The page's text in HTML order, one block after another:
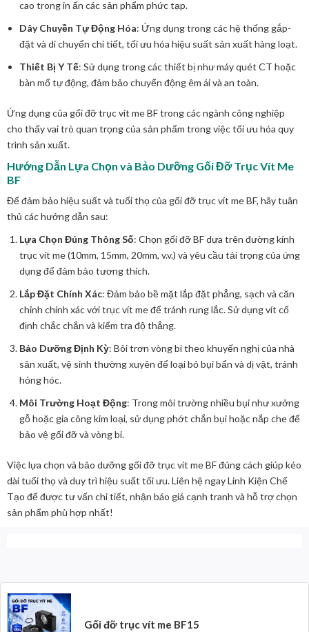
cao trong in ấn các sản phẩm phức tạp.
Dây Chuyền Tự Động Hóa: Ứng dụng trong các hệ thống gắp-
đặt và di chuyển chi tiết, tối ưu hóa hiệu suất sản xuất hàng loạt.
Thiết Bị Y Tế: Sử dụng trong các thiết bị như máy quét CT hoặc
bàn mổ tự động, đảm bảo chuyển động êm ái và an toàn.
Ứng dụng của gối đỡ trục vít me BF trong các ngành công nghiệp
cho thấy vai trò quan trọng của sản phẩm trong việc tối ưu hóa quy
trình sản xuất.
Hướng Dẫn Lựa Chọn và Bảo Dưỡng Gối Đỡ Trục Vít Me
BF
Để đảm bảo hiệu suất và tuổi thọ của gối đỡ trục vít me BF, hãy tuân
thủ các hướng dẫn sau:
Lựa Chọn Đúng Thông Số: Chọn gối đỡ BF dựa trên đường kính
trục vít me (10mm, 15mm, 20mm, v.v.) và yêu cầu tải trọng của ứng
dụng để đảm bảo tương thích.
Lắp Đặt Chính Xác: Đảm bảo bề mặt lắp đặt phẳng, sạch và căn
chỉnh chính xác với trục vít me để tránh rung lắc. Sử dụng vít cố
định chắc chắn và kiểm tra độ thẳng.
Bảo Dưỡng Định Kỳ: Bôi trơn vòng bi theo khuyến nghị của nhà
sản xuất, vệ sinh thường xuyên để loại bỏ bụi bẩn và dị vật, tránh
hỏng hóc.
Môi Trường Hoạt Động: Trong môi trường nhiều bụi như xưởng
gỗ hoặc gia công kim loại, sử dụng phớt chắn bụi hoặc nắp che để
bảo vệ gối đỡ và vòng bi.
Việc lựa chọn và bảo dưỡng gối đỡ trục vít me BF đúng cách giúp kéo
dài tuổi thọ và duy trì hiệu suất tối ưu. Liên hệ ngay Linh Kiện Chế
Tạo để được tư vấn chi tiết, nhận báo giá cạnh tranh và hỗ trợ chọn
sản phẩm phù hợp nhất!
Gối đỡ trục vít me BF15